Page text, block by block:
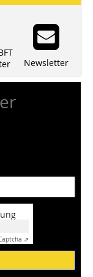
Newsletter
⇗